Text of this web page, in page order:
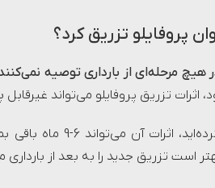
پروفایلو تزریق کرد؟
هیچ مرحله‌ای از بارداری توصیه
تزریق پروفایلو می‌تواند
را قبل از بارداری
است تزریق جدید را به بعد از بارداری